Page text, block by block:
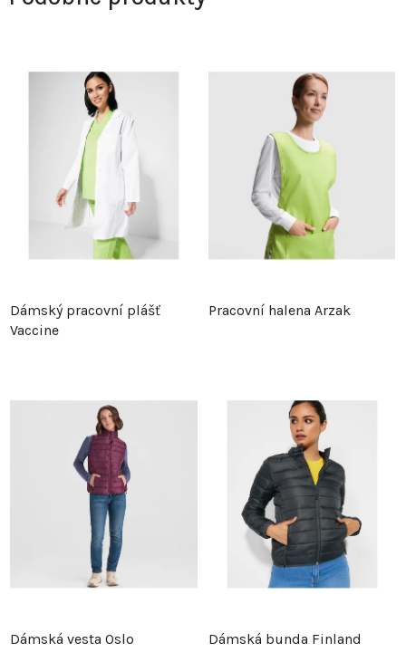
Dámský pracovní plášť
Vaccine
Pracovní halena Arzak
Dámská vesta Oslo Dámská bunda Finland